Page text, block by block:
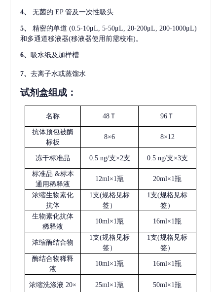
4、 无菌的 EP 管及一次性吸头
5、 精密的单道 (0.5-10μL, 5-50μL, 20-200μL, 200-1000μL)
和多通道移液器(移液器使用前需校准)。
6、 吸水纸及加样槽
7、 去离子水或蒸馏水
试剂盒组成：
名称 48Ｔ 96Ｔ
抗体预包被酶
标板
8×6 8×12
冻干标准品 0.5 ng/支×2支 0.5 ng/支×3支
标准品 &标本
通用稀释液
12ml×1瓶 20ml×1瓶
浓缩生物素化
抗体
1支(规格见标
签）
1支(规格见标
签）
生物素化抗体
稀释液
10ml×1瓶 16ml×1瓶
浓缩酶结合物
1支(规格见标
签）
1支(规格见标
签）
酶结合物稀释
液
10ml×1瓶 16ml×1瓶
浓缩洗涤液 20× 25ml×1瓶 50ml×1瓶